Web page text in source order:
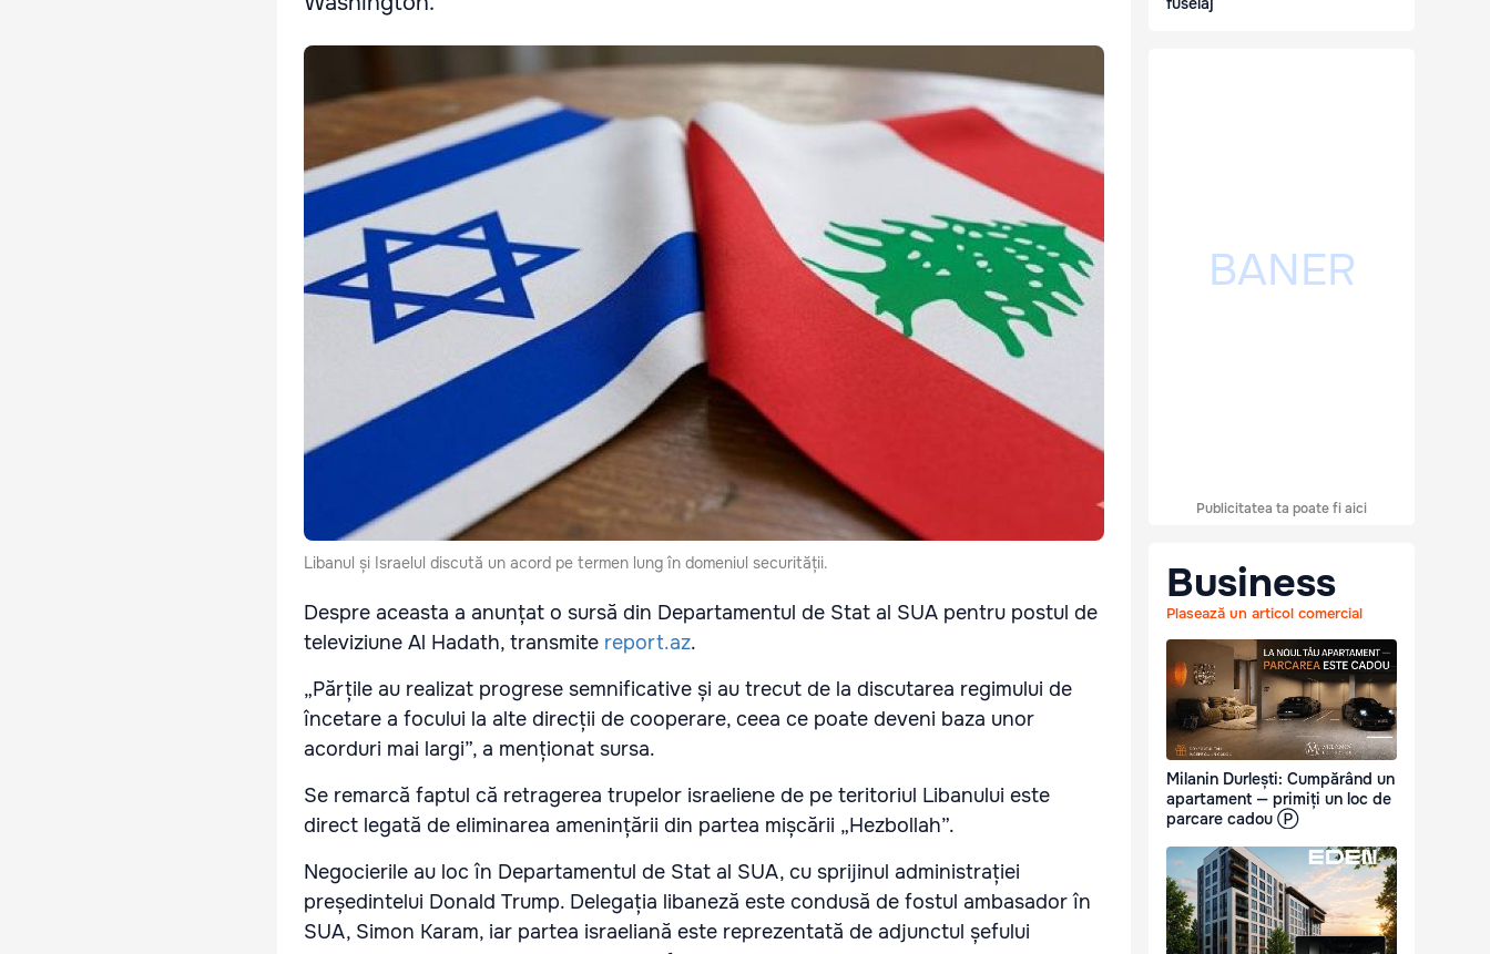
Libanul și Israelul discută un acord pe termen lung în domeniul securității.
Despre aceasta a anunțat o sursă din Departamentul de Stat al SUA pentru postul de
televiziune Al Hadath, transmite report.az.
„Părțile au realizat progrese semnificative și au trecut de la discutarea regimului de
încetare a focului la alte direcții de cooperare, ceea ce poate deveni baza unor
acorduri mai largi”, a menționat sursa.
Se remarcă faptul că retragerea trupelor israeliene de pe teritoriul Libanului este
direct legată de eliminarea amenințării din partea mișcării „Hezbollah”.
Negocierile au loc în Departamentul de Stat al SUA, cu sprijinul administrației
președintelui Donald Trump. Delegația libaneză este condusă de fostul ambasador în
SUA, Simon Karam, iar partea israeliană este reprezentată de adjunctul șefului
Publicitatea ta poate fi aici
Business
Plasează un articol comercial
Milanin Durlești: Cumpărând un
apartament — primiți un loc de
parcare cadou Ⓟ